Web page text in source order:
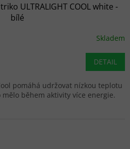
ULTRALIGHT COOL white -
bílé
Skladem
DETAIL
pomáhá udržovat nízkou teplotu
během aktivity více energie.